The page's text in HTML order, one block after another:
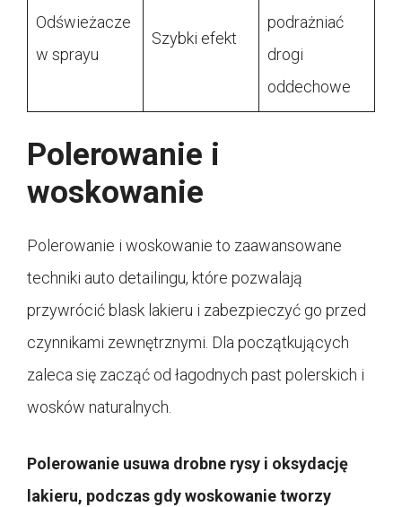
Odświeżacze
w sprayu
Szybki efekt
podrażniać
drogi
oddechowe
Polerowanie i
woskowanie
Polerowanie i woskowanie to zaawansowane
techniki auto detailingu, które pozwalają
przywrócić blask lakieru i zabezpieczyć go przed
czynnikami zewnętrznymi. Dla początkujących
zaleca się zacząć od łagodnych past polerskich i
wosków naturalnych.
Polerowanie usuwa drobne rysy i oksydację
lakieru, podczas gdy woskowanie tworzy